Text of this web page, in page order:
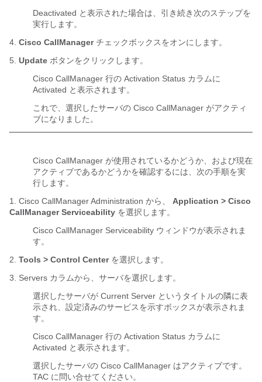
Deactivated と表示された場合は、引き続き次のステップを
実行します。
4. Cisco CallManagerチェックボックスをオンにします。
5. Update ボタンをクリックします。
Cisco CallManager 行の Activation Status カラムに
Activated と表示されます。
これで、選択したサーバの Cisco CallManager がアクティ
ブになりました。
Cisco CallManager が使用されているかどうか、および現在
アクティブであるかどうかを確認するには、次の手順を実
行します。
1. Cisco CallManager Administration から、
Application > Cisco
CallManager Serviceability を選択します。
Cisco CallManager Serviceability ウィンドウが表示されま
す。
2. Tools > Control Centerを選択します。
3. Servers カラムから、サーバを選択します。
選択したサーバが Current Server というタイトルの隣に表
示され、設定済みのサービスを示すボックスが表示されま
す。
Cisco CallManager 行の Activation Status カラムに
Activated と表示されます。
選択したサーバの Cisco CallManager はアクティブです。
TAC に問い合せてください。